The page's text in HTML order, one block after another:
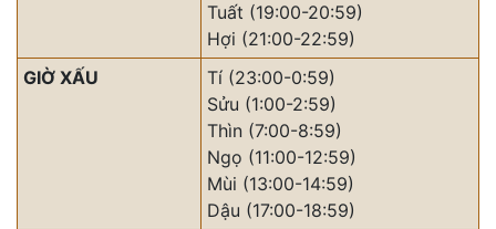
Tuất (19:00-20:59)
Hợi (21:00-22:59)
GIỜ XẤU
Tí (23:00-0:59)
Sửu (1:00-2:59)
Thìn (7:00-8:59)
Ngọ (11:00-12:59)
Mùi (13:00-14:59)
Dậu (17:00-18:59)